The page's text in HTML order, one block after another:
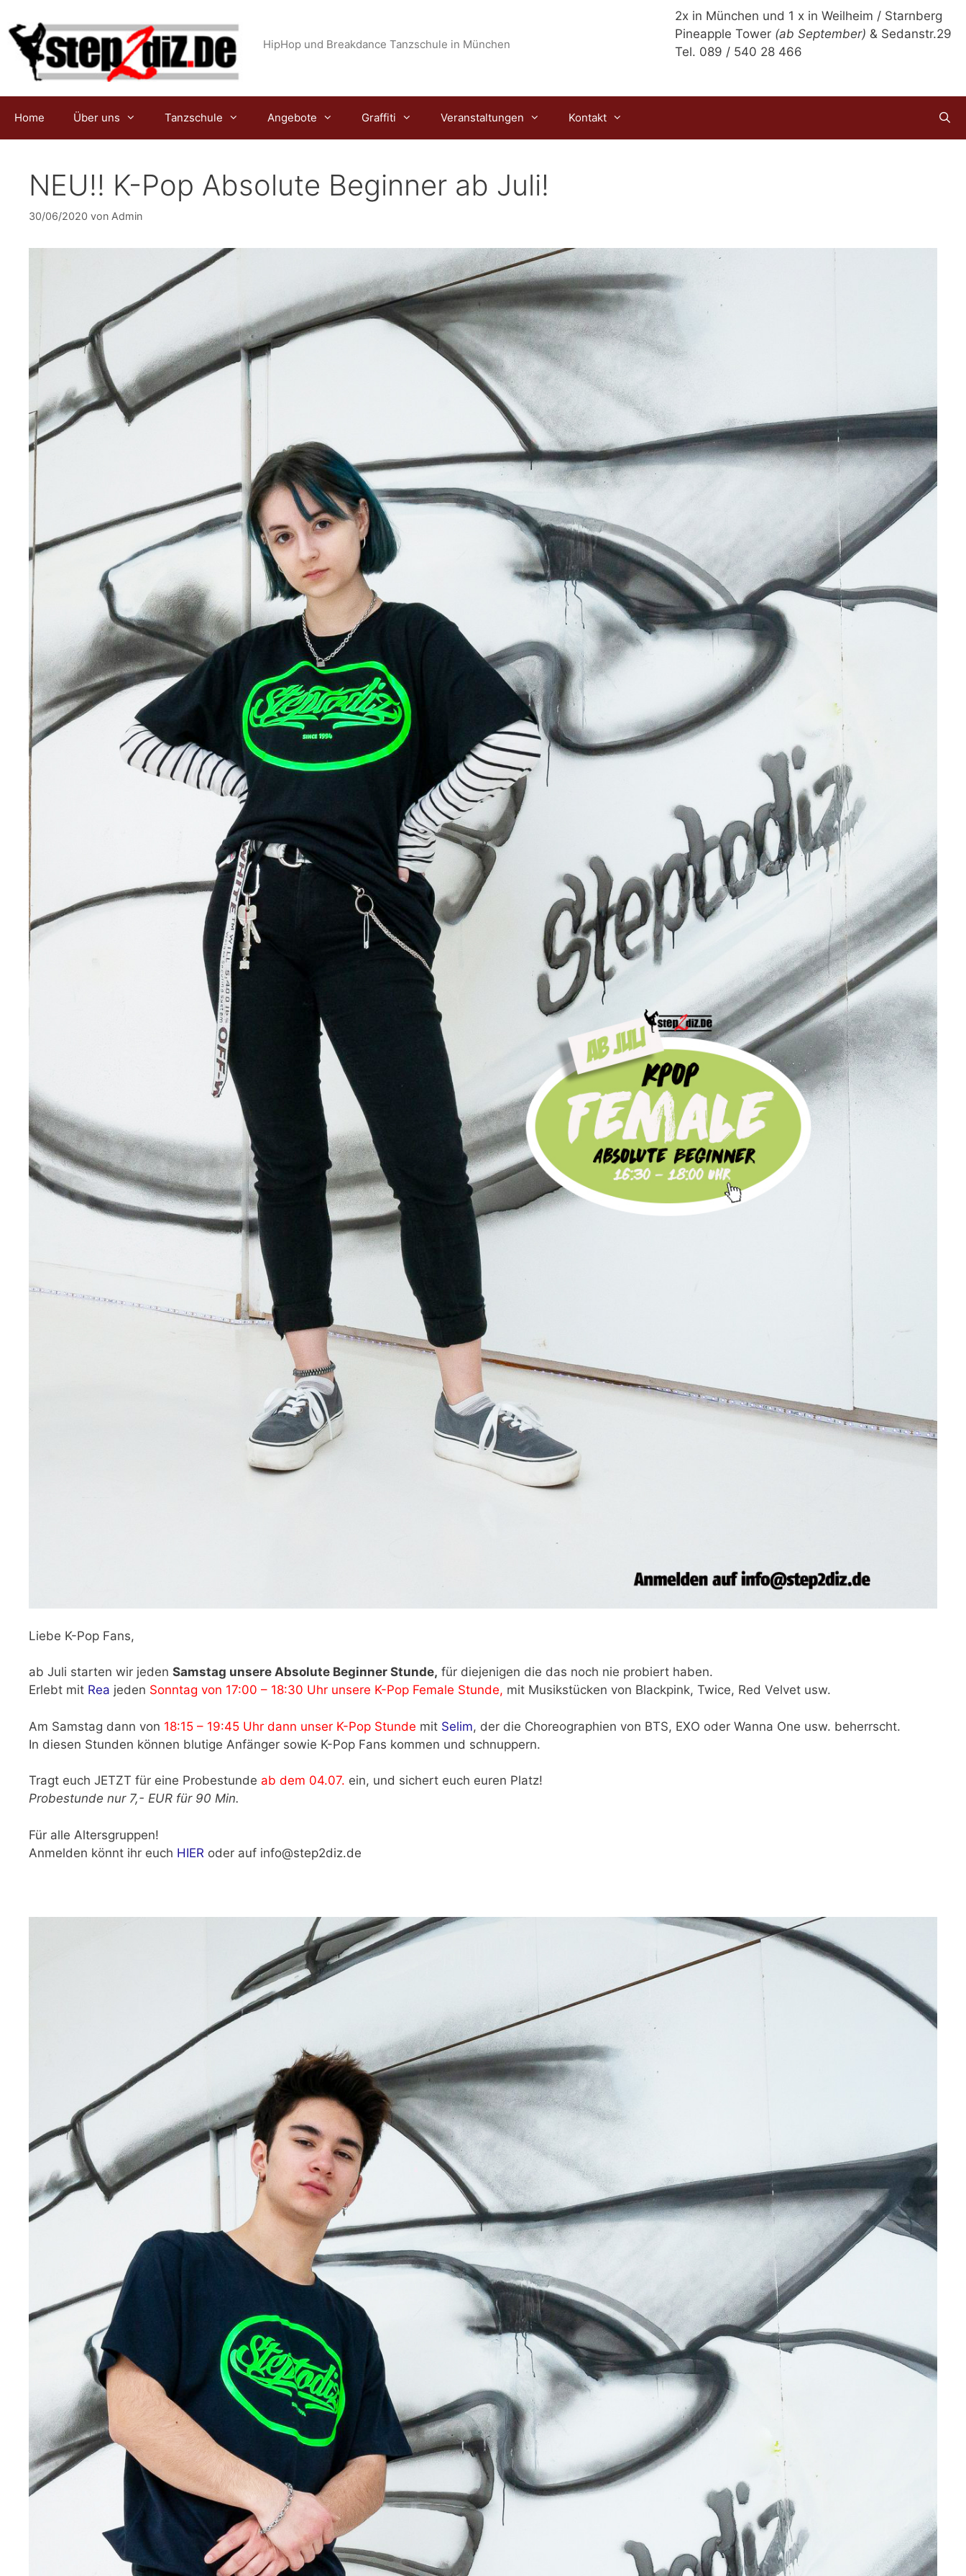
Inhalt
springen
2x in München und 1 x in Weilheim / Starnberg
Pineapple Tower (ab September) & Sedanstr.29
Tel. 089 / 540 28 466
HipHop und Breakdance Tanzschule in München
Home Über uns Tanzschule Angebote Graffiti Veranstaltungen Kontakt
NEU!! K-Pop Absolute Beginner ab Juli!
30/06/2020 von Admin
Liebe K-Pop Fans,
ab Juli starten wir jeden Samstag unsere Absolute Beginner Stunde, für diejenigen die das noch nie probiert haben.
Erlebt mit Rea jeden Sonntag von 17:00 – 18:30 Uhr unsere K-Pop Female Stunde, mit Musikstücken von Blackpink, Twice, Red Velvet usw.
Am Samstag dann von 18:15 – 19:45 Uhr dann unser K-Pop Stunde mit Selim, der die Choreographien von BTS, EXO oder Wanna One usw. beherrscht.
In diesen Stunden können blutige Anfänger sowie K-Pop Fans kommen und schnuppern.
Tragt euch JETZT für eine Probestunde ab dem 04.07. ein, und sichert euch euren Platz!
Probestunde nur 7,- EUR für 90 Min.
Für alle Altersgruppen!
Anmelden könnt ihr euch HIER oder auf info@step2diz.de